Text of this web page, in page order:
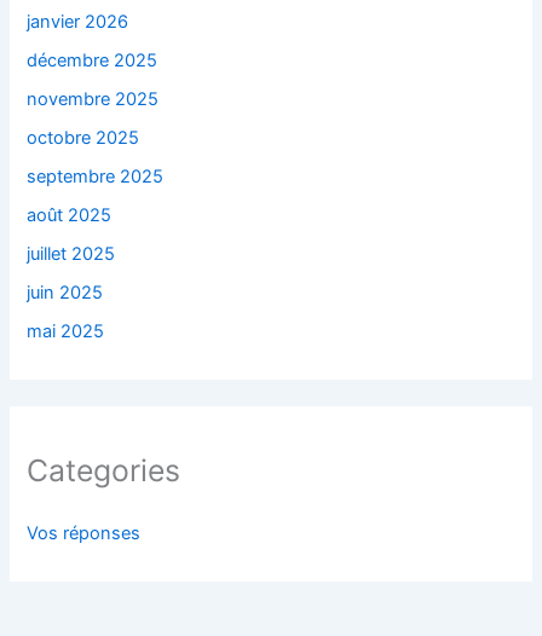
janvier 2026
décembre 2025
novembre 2025
octobre 2025
septembre 2025
août 2025
juillet 2025
juin 2025
mai 2025
Categories
Vos réponses